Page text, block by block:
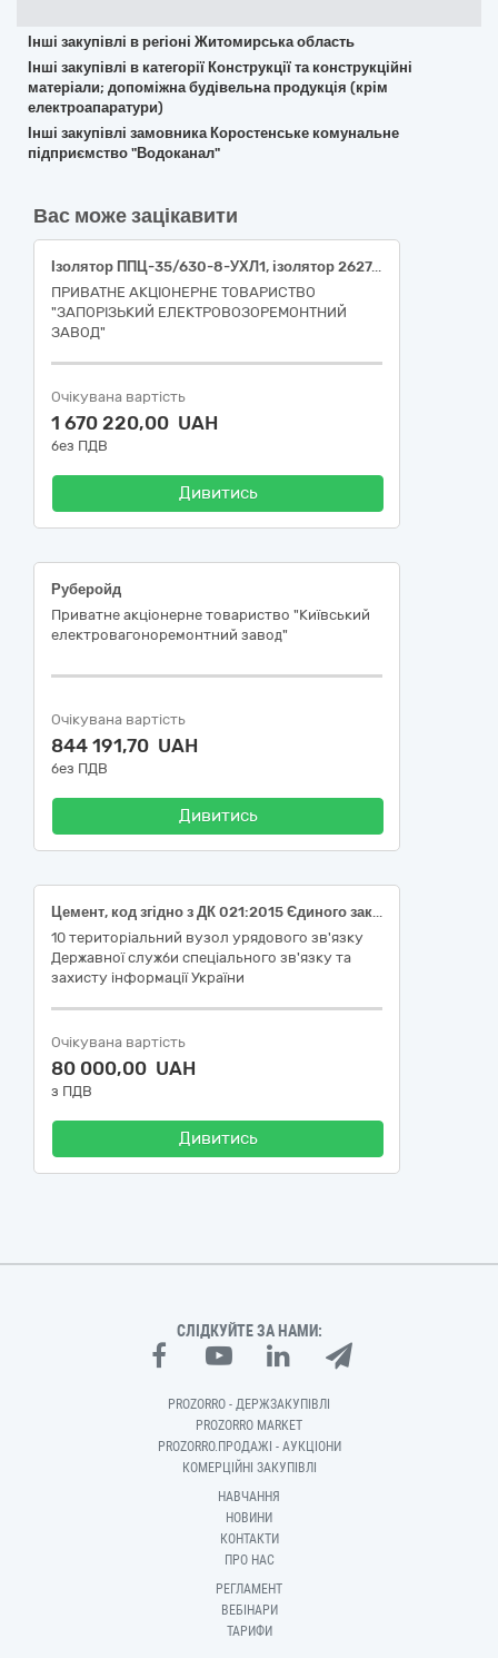
Інші закупівлі в регіоні Житомирська область
Інші закупівлі в категорії Конструкції та конструкційні
матеріали; допоміжна будівельна продукція (крім
електроапаратури)
Інші закупівлі замовника Коростенське комунальне
підприємство "Водоканал"
Вас може зацікавити
Ізолятор ППЦ-35/630-8-УХЛ1, ізолятор 2627, ізолятор 2997
ПРИВАТНЕ АКЦІОНЕРНЕ ТОВАРИСТВО
"ЗАПОРІЗЬКИЙ ЕЛЕКТРОВОЗОРЕМОНТНИЙ
ЗАВОД"
Очікувана вартість
1 670 220,00 UAH
без ПДВ
Дивитись
Руберойд
Приватне акціонерне товариство "Київський
електровагоноремонтний завод"
Очікувана вартість
844 191,70 UAH
без ПДВ
Дивитись
Цемент, код згідно з ДК 021:2015 Єдиного закупівельного словника 44110000-4 Конструкційні матеріали
10 територіальний вузол урядового зв'язку
Державної служби спеціального зв'язку та
захисту інформації України
Очікувана вартість
80 000,00 UAH
з ПДВ
Дивитись
СЛІДКУЙТЕ ЗА НАМИ:
PROZORRO - ДЕРЖЗАКУПІВЛІ
PROZORRO MARKET
PROZORRO.ПРОДАЖІ - АУКЦІОНИ
КОМЕРЦІЙНІ ЗАКУПІВЛІ
НАВЧАННЯ
НОВИНИ
КОНТАКТИ
ПРО НАС
РЕГЛАМЕНТ
ВЕБІНАРИ
ТАРИФИ